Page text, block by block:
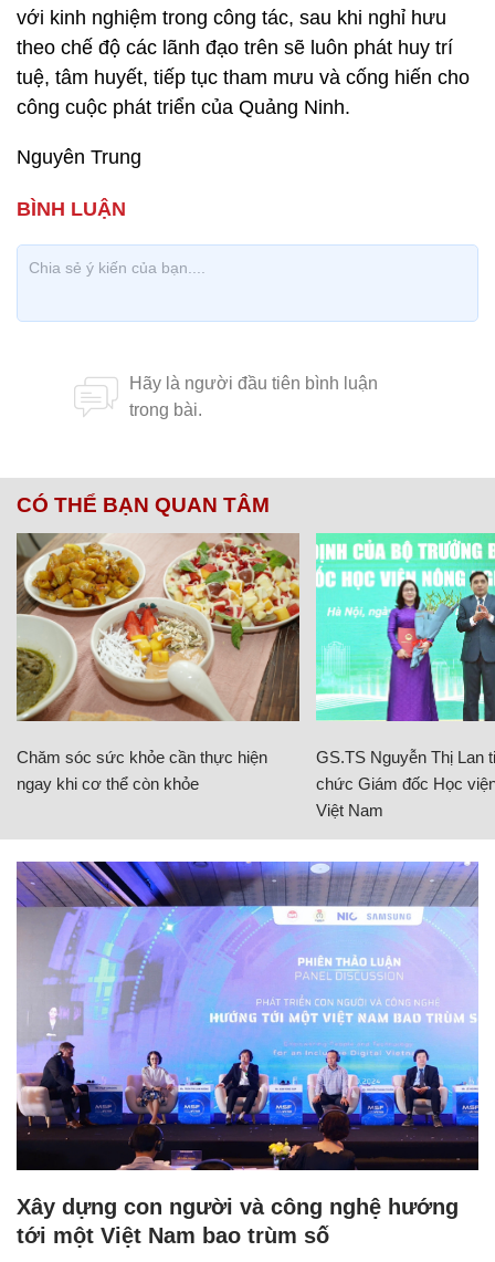
với kinh nghiệm trong công tác, sau khi nghỉ hưu
theo chế độ các lãnh đạo trên sẽ luôn phát huy trí
tuệ, tâm huyết, tiếp tục tham mưu và cống hiến cho
công cuộc phát triển của Quảng Ninh.
Nguyên Trung
CÓ THỂ BẠN QUAN TÂM
Chăm sóc sức khỏe cần thực hiện
ngay khi cơ thể còn khỏe
GS.TS Nguyễn Thị Lan
chức Giám đốc Học
Việt Nam
Xây dựng con người và công nghệ hướng
tới một Việt Nam bao trùm số